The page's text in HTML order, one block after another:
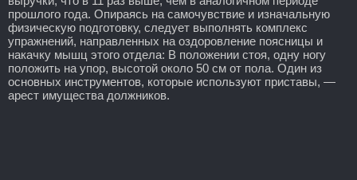
прошлого года. Опираясь на самочувствие и изначальную
физическую подготовку, следует выполнять комплекс
упражнений, направленных на оздоровление поясницы и
накачку мышц этого отдела: В положении стоя, одну ногу
положить на упор, высотой около 50 см от пола. Один из
основных инструментов, которые используют приставы, —
арест имущества должников.